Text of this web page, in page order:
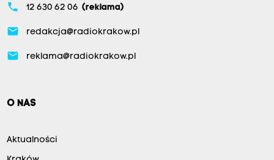
phone 12 630 62 06 (reklama)
email redakcja@radiokrakow.pl
email reklama@radiokrakow.pl
O NAS
Aktualności